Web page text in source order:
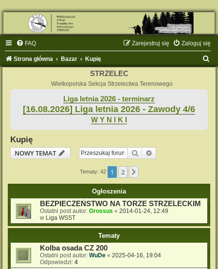
FAQ Zaloguj się
Zarejestruj się
Strona główna Bazar Kupię
STRZELEC
Wielkopolska Sekcja Strzelectwa Terenowego
Liga letnia 2026 - terminarz
[16.08.2026] Liga letnia 2026 - Zawody 4/6
W Y N I K I
Kupię
NOWY TEMAT
Szukaj
Tematy: 42 1 2
Ogłoszenia
BEZPIECZEŃSTWO NA TORZE STRZELECKIM
Ostatni post autor: Grossus « 2014-01-24, 12:49
w Liga WSST
Tematy
Kolba osada CZ 200
Ostatni post autor: WuDe « 2025-04-16, 19:04
Odpowiedzi: 4